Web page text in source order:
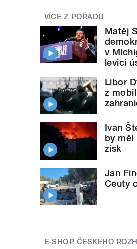
VÍCE Z POŘADU
Matěj
v
levici
Libor
z
Ivan
by měl
zisk
Jan
Ceuty
E-SHOP ČESKÉHO